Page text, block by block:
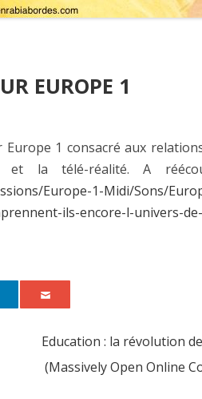
EUROPE 1
Europe 1 consacré aux
et la télé-réalité. A
Europe-1-Midi/Sons/
ils-encore-l-univers-
Education : la révolution
(Massively Open Online